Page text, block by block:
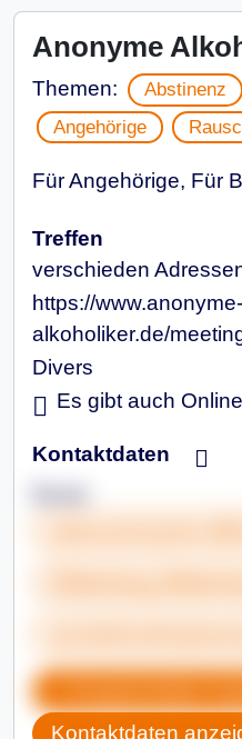
Anonyme
Themen: Abstinenz
Angehörige
Für Angehörige, Für
Treffen
verschieden
https://www.anonyme-
alkoholiker.de/
Divers
Es gibt auch
Kontaktdaten
Kontaktdaten